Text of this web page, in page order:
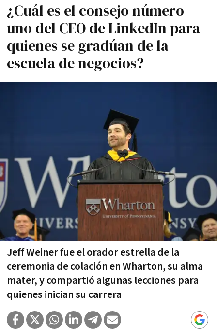
¿Cuál es el consejo número
uno del CEO de LinkedIn para
quienes se gradúan de la
escuela de negocios?
Jeff Weiner fue el orador estrella de la
ceremonia de colación en Wharton, su alma
mater, y compartió algunas lecciones para
quienes inician su carrera